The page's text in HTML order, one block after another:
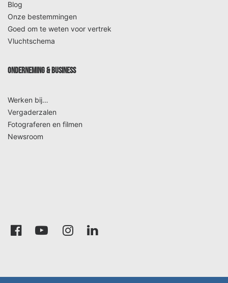
Blog
Onze bestemmingen
Goed om te weten voor vertrek
Vluchtschema
ONDERNEMING & BUSINESS
Werken bij…
Vergaderzalen
Fotograferen en filmen
Newsroom